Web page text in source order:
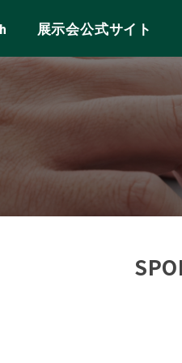
展示会公式サイト